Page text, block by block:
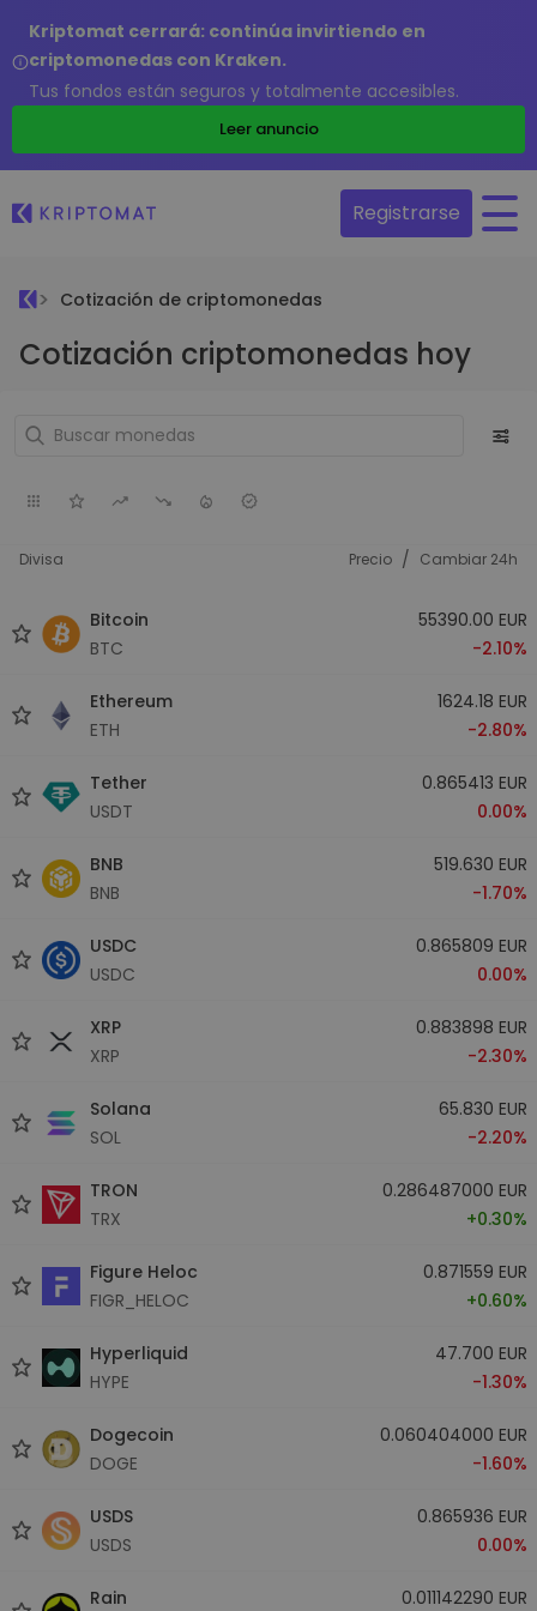
Kriptomat cerrará: continúa invirtiendo en
criptomonedas con Kraken.
Tus fondos están seguros y totalmente accesibles.
Leer anuncio
Registrarse
Cotización de criptomonedas
Cotización criptomonedas hoy
Divisa Precio / Cambiar 24h
Bitcoin
BTC
55390.00 EUR
-2.10%
Ethereum
ETH
1624.18 EUR
-2.80%
Tether
USDT
0.865413 EUR
0.00%
BNB
BNB
519.630 EUR
-1.70%
USDC
USDC
0.865809 EUR
0.00%
XRP
XRP
0.883898 EUR
-2.30%
Solana
SOL
65.830 EUR
-2.20%
TRON
TRX
0.286487000 EUR
+0.30%
Figure Heloc
FIGR_HELOC
0.871559 EUR
+0.60%
Hyperliquid
HYPE
47.700 EUR
-1.30%
Dogecoin
DOGE
0.060404000 EUR
-1.60%
USDS
USDS
0.865936 EUR
0.00%
Rain 0.011142290 EUR